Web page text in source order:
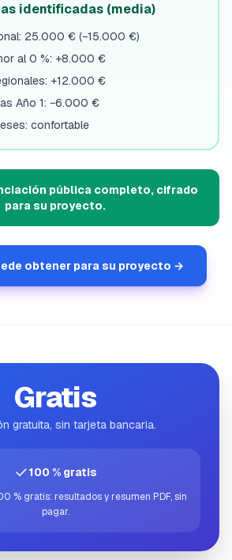
identificadas (media)
25.000 € (−15.000 €)
al 0 %: +8.000 €
+12.000 €
Año 1: −6.000 €
confortable
pública completo, cifrado
para su proyecto.
obtener para su proyecto →
Gratis
gratuita, sin tarjeta bancaria.
✓100 % gratis
% gratis: resultados y resumen PDF, sin
pagar.